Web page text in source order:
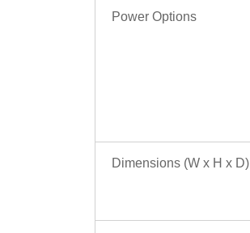
Power Options
Dimensions (W x H x D)